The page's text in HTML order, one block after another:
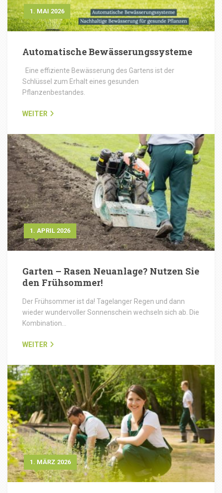
1. MAI 2026
Automatische Bewässerungssysteme
Eine effiziente Bewässerung des Gartens ist der
Schlüssel zum Erhalt eines gesunden
Pflanzenbestandes.
WEITER
1. APRIL 2026
Garten – Rasen Neuanlage? Nutzen Sie
den Frühsommer!
Der Frühsommer ist da! Tagelanger Regen und dann
wieder wundervoller Sonnenschein wechseln sich ab. Die
Kombination…
WEITER
1. MÄRZ 2026